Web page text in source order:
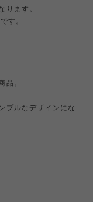
ります。
す。
品。
プルなデザインにな